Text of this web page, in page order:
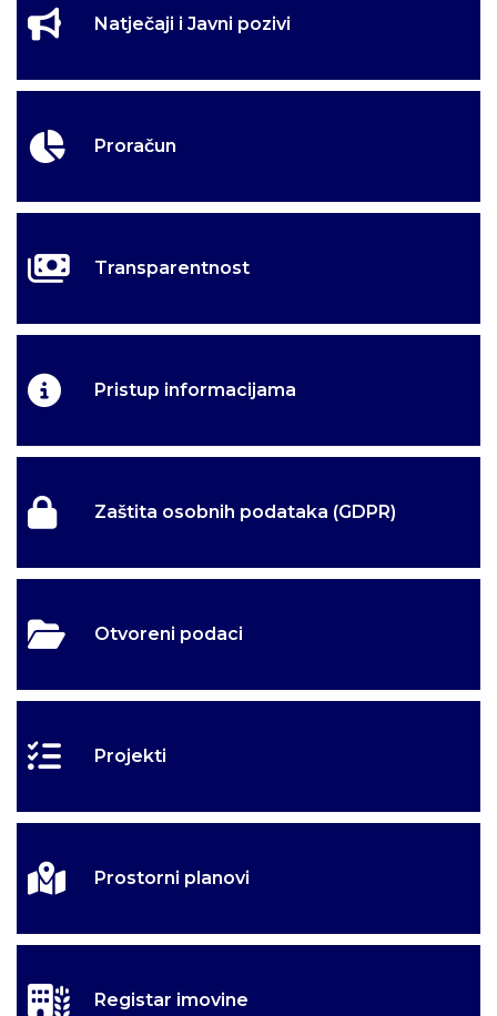
Natječaji i Javni pozivi
Proračun
Transparentnost
Pristup informacijama
Zaštita osobnih podataka (GDPR)
Otvoreni podaci
Projekti
Prostorni planovi
Registar imovine